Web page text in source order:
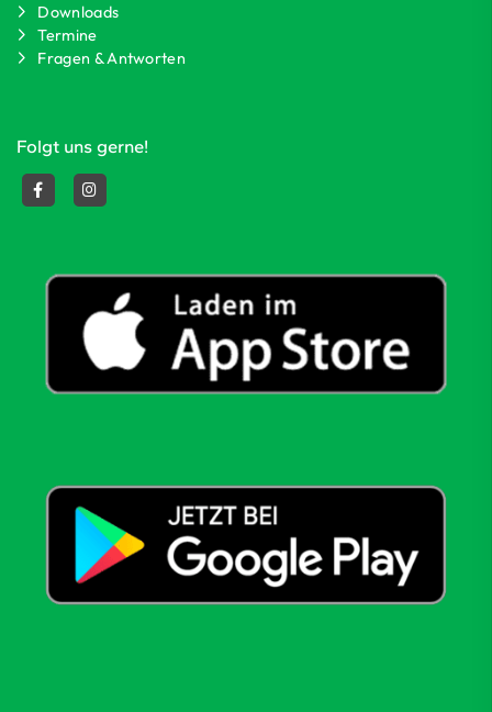
Downloads
Termine
Fragen & Antworten
Folgt uns gerne!